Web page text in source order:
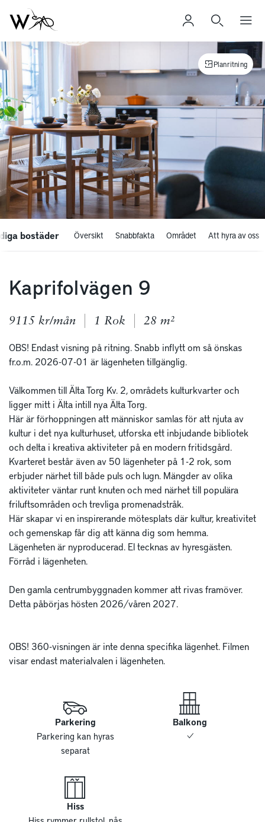
Planritning
bostäder Översikt Snabbfakta Området Att hyra av oss
Kaprifolvägen 9
9115 kr/mån 1 Rok 28 m²
OBS! Endast visning på ritning. Snabb inflytt om så önskas
fr.o.m. 2026-07-01 är lägenheten tillgänglig.
Välkommen till Älta Torg Kv. 2, områdets kulturkvarter och
ligger mitt i Älta intill nya Älta Torg.
Här är förhoppningen att människor samlas för att njuta av
kultur i det nya kulturhuset, utforska ett inbjudande bibliotek
och delta i kreativa aktiviteter på en modern fritidsgård.
Kvarteret består även av 50 lägenheter på 1-2 rok, som
erbjuder närhet till både puls och lugn. Mängder av olika
aktiviteter väntar runt knuten och med närhet till populära
friluftsområden och trevliga promenadstråk.
Här skapar vi en inspirerande mötesplats där kultur, kreativitet
och gemenskap får dig att känna dig som hemma.
Lägenheten är nyproducerad. El tecknas av hyresgästen.
Förråd i lägenheten.
Den gamla centrumbyggnaden kommer att rivas framöver.
Detta påbörjas hösten 2026/våren 2027.
OBS! 360-visningen är inte denna specifika lägenhet. Filmen
visar endast materialvalen i lägenheten.
Parkering
Parkering kan hyras
separat
Balkong
Hiss